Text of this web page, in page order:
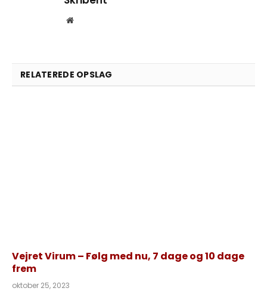
Website
RELATEREDE OPSLAG
Vejret Virum – Følg med nu, 7 dage og 10 dage
frem
oktober 25, 2023